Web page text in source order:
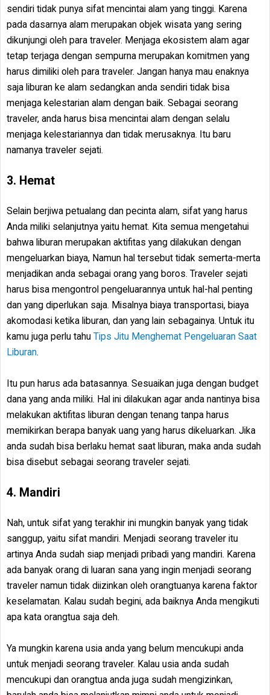
sendiri tidak punya sifat mencintai alam yang tinggi. Karena
pada dasarnya alam merupakan objek wisata yang sering
dikunjungi oleh para traveler. Menjaga ekosistem alam agar
tetap terjaga dengan sempurna merupakan komitmen yang
harus dimiliki oleh para traveler. Jangan hanya mau enaknya
saja liburan ke alam sedangkan anda sendiri tidak bisa
menjaga kelestarian alam dengan baik. Sebagai seorang
traveler, anda harus bisa mencintai alam dengan selalu
menjaga kelestariannya dan tidak merusaknya. Itu baru
namanya traveler sejati.
3. Hemat
Selain berjiwa petualang dan pecinta alam, sifat yang harus
Anda miliki selanjutnya yaitu hemat. Kita semua mengetahui
bahwa liburan merupakan aktifitas yang dilakukan dengan
mengeluarkan biaya, Namun hal tersebut tidak semerta-merta
menjadikan anda sebagai orang yang boros. Traveler sejati
harus bisa mengontrol pengeluarannya untuk hal-hal penting
dan yang diperlukan saja. Misalnya biaya transportasi, biaya
akomodasi ketika liburan, dan yang lain sebagainya. Untuk itu
kamu juga perlu tahu Tips Jitu Menghemat Pengeluaran Saat
Liburan.
Itu pun harus ada batasannya. Sesuaikan juga dengan budget
dana yang anda miliki. Hal ini dilakukan agar anda nantinya bisa
melakukan aktifitas liburan dengan tenang tanpa harus
memikirkan berapa banyak uang yang harus dikeluarkan. Jika
anda sudah bisa berlaku hemat saat liburan, maka anda sudah
bisa disebut sebagai seorang traveler sejati.
4. Mandiri
Nah, untuk sifat yang terakhir ini mungkin banyak yang tidak
sanggup, yaitu sifat mandiri. Menjadi seorang traveler itu
artinya Anda sudah siap menjadi pribadi yang mandiri. Karena
ada banyak orang di luaran sana yang ingin menjadi seorang
traveler namun tidak diizinkan oleh orangtuanya karena faktor
keselamatan. Kalau sudah begini, ada baiknya Anda mengikuti
apa kata orangtua saja deh.
Ya mungkin karena usia anda yang belum mencukupi anda
untuk menjadi seorang traveler. Kalau usia anda sudah
mencukupi dan orangtua anda juga sudah mengizinkan,